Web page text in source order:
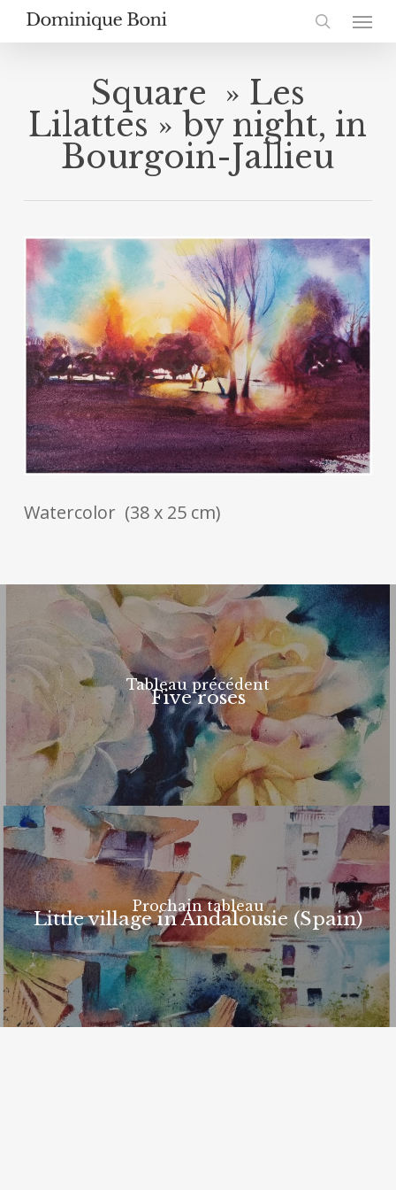
Skip
main
search
Menu
Square » Les
Lilattes » by night, in
Bourgoin-Jallieu
Watercolor (38 x 25 cm)
Tableau précédent
Five roses
Prochain tableau
Little village in Andalousie (Spain)